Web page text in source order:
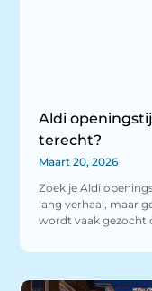
Aldi
terecht?
Maart 20, 2026
Zoek je Aldi
lang verhaal, maar
wordt vaak gezocht